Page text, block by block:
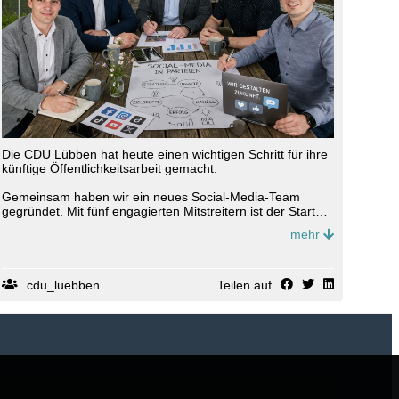
Die CDU Lübben hat heute einen wichtigen Schritt für ihre
künftige Öffentlichkeitsarbeit gemacht:
Gemeinsam haben wir ein neues Social-Media-Team
gegründet. Mit fünf engagierten Mitstreitern ist der Start
mehr
cdu_luebben Teilen auf